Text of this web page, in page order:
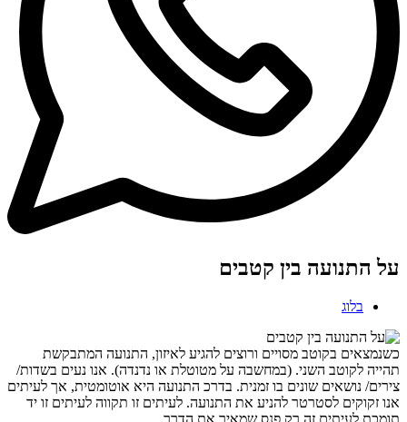
על התנועה בין קטבים
בלוג
כשנמצאים בקוטב מסויים ורוצים להגיע לאיזון, התנועה המתבקשת
תהייה לקוטב השני. (במחשבה על מטוטלת או נדנדה). אנו נעים בשדות/
צירים/ נושאים שונים בו זמנית. בדרכ התנועה היא אוטומטית, אך לעיתים
אנו זקוקים לסטרטר להניע את התנועה. לעיתים זו תקווה לעיתים זו יד
תומכת לעיתים זה רק פנס שמאיר את הדרך.